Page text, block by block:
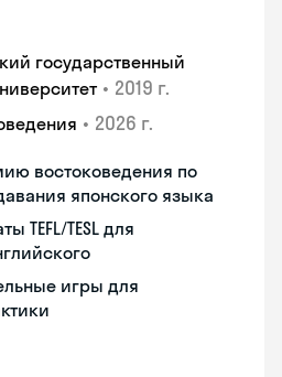
государственный
• 2019 г.
• 2026 г.
востоковедения по
японского языка
TEFL/TESL для
игры для